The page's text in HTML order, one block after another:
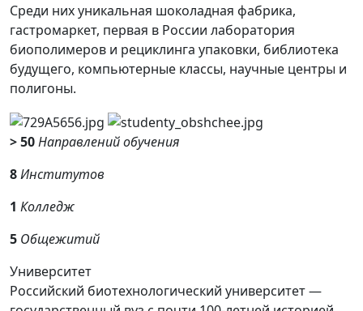
Среди них уникальная шоколадная фабрика,
гастромаркет, первая в России лаборатория
биополимеров и рециклинга упаковки, библиотека
будущего, компьютерные классы, научные центры и
полигоны.
> 50Направлений обучения
8Институтов
1 Колледж
5 Общежитий
Университет
Российский биотехнологический университет —